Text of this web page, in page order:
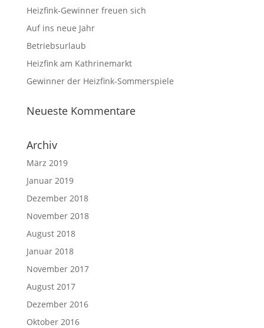
Heizfink-Gewinner freuen sich
Auf ins neue Jahr
Betriebsurlaub
Heizfink am Kathrinemarkt
Gewinner der Heizfink-Sommerspiele
Neueste Kommentare
Archiv
März 2019
Januar 2019
Dezember 2018
November 2018
August 2018
Januar 2018
November 2017
August 2017
Dezember 2016
Oktober 2016